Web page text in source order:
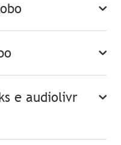
e audiolivr